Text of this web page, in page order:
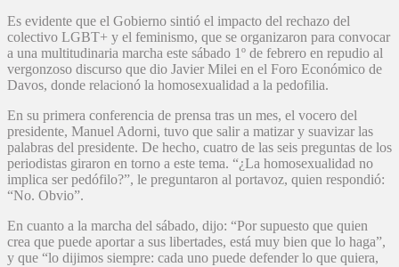
Es evidente que el Gobierno sintió el impacto del rechazo del
colectivo LGBT+ y el feminismo, que se organizaron para convocar
a una multitudinaria marcha este sábado 1º de febrero en repudio al
vergonzoso discurso que dio Javier Milei en el Foro Económico de
Davos, donde relacionó la homosexualidad a la pedofilia.
En su primera conferencia de prensa tras un mes, el vocero del
presidente, Manuel Adorni, tuvo que salir a matizar y suavizar las
palabras del presidente. De hecho, cuatro de las seis preguntas de los
periodistas giraron en torno a este tema. “¿La homosexualidad no
implica ser pedófilo?”, le preguntaron al portavoz, quien respondió:
“No. Obvio”.
En cuanto a la marcha del sábado, dijo: “Por supuesto que quien
crea que puede aportar a sus libertades, está muy bien que lo haga”,
y que “lo dijimos siempre: cada uno puede defender lo que quiera,